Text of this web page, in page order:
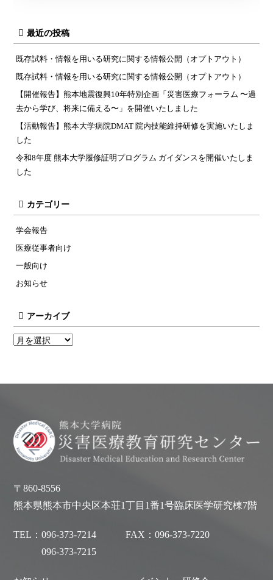
最近の投稿
既存試料・情報を用いる研究に関する情報公開（オプトアウト）
既存試料・情報を用いる研究に関する情報公開（オプトアウト）
【開催報告】熊本地震復興10年特別企画「災害医療フォーラム 〜過
去から学び、将来に備える〜」を開催いたしました
【活動報告】熊本大学病院DMAT 院内技能維持研修を実施いたしま
した
令和8年度 熊本大学履修証明プログラム ガイダンスを開催いたしま
した
カテゴリー
学会報告
医療従事者向け
一般向け
お知らせ
アーカイブ
〒860-8556
熊本県熊本市中央区本荘1丁目1番1号臨床医学研究棟7階
TEL：096-373-7214
096-373-7215
FAX：096-373-7220